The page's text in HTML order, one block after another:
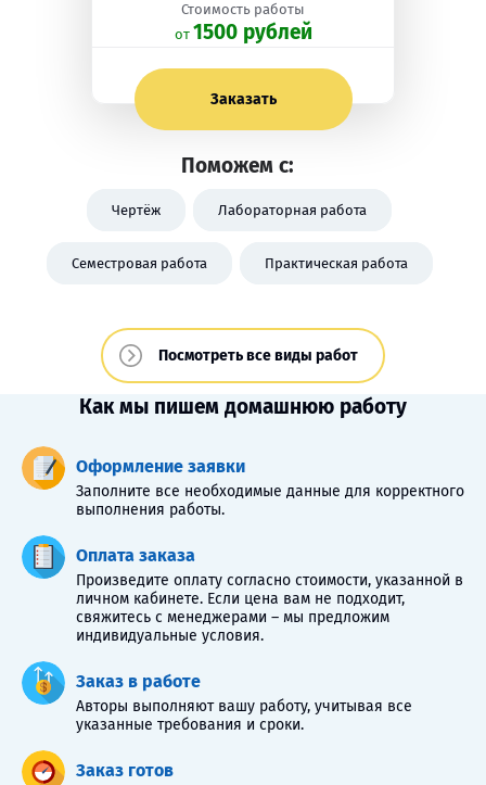
Стоимость работы
oт 1500 рублей
Заказать
Поможем с:
Чертёж Лабораторная работа
Семестровая работа Практическая работа
Посмотреть все виды работ
Как мы пишем домашнюю работу
Оформление заявки
Заполните все необходимые данные для корректного
выполнения работы.
Оплата заказа
Произведите оплату согласно стоимости, указанной в
личном кабинете. Если цена вам не подходит,
свяжитесь с менеджерами – мы предложим
индивидуальные условия.
Заказ в работе
Авторы выполняют вашу работу, учитывая все
указанные требования и сроки.
Заказ готов